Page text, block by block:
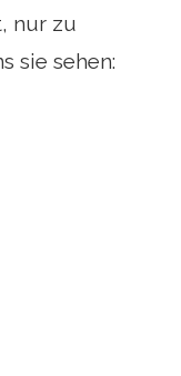
nur zu
sie sehen: